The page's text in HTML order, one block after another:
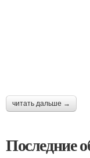
читать дальше →
Последние